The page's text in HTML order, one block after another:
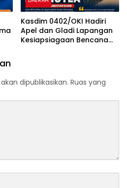
Kasdim 0402/OKI Hadiri
Apel dan Gladi Lapangan
Kesiapsiagaan Bencana
dipublikasikan. Ruas yang